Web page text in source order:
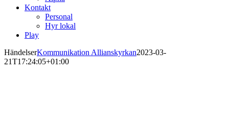
Kontakt
Personal
Hyr lokal
Play
HändelserKommunikation Allianskyrkan2023-03-
21T17:24:05+01:00